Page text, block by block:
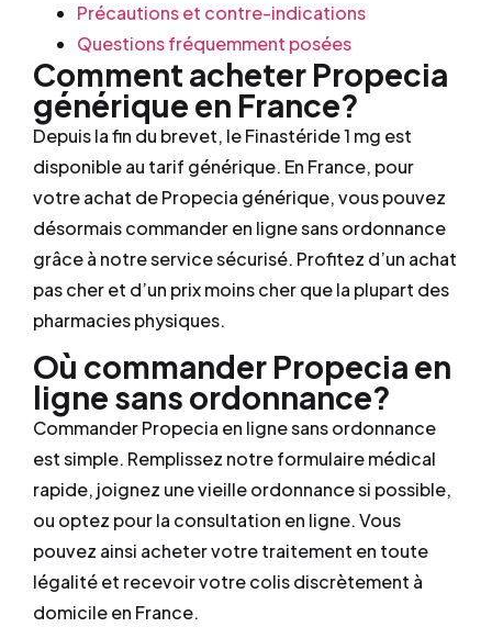
Précautions et contre-indications
Questions fréquemment posées
Comment acheter Propecia
générique en France?
Depuis la fin du brevet, le Finastéride 1 mg est
disponible au tarif générique. En France, pour
votre achat de Propecia générique, vous pouvez
désormais commander en ligne sans ordonnance
grâce à notre service sécurisé. Profitez d’un achat
pas cher et d’un prix moins cher que la plupart des
pharmacies physiques.
Où commander Propecia en
ligne sans ordonnance?
Commander Propecia en ligne sans ordonnance
est simple. Remplissez notre formulaire médical
rapide, joignez une vieille ordonnance si possible,
ou optez pour la consultation en ligne. Vous
pouvez ainsi acheter votre traitement en toute
légalité et recevoir votre colis discrètement à
domicile en France.